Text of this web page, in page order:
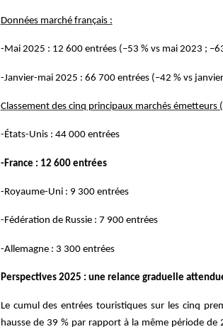
Données marché français :
-Mai 2025 : 12 600 entrées (–53 % vs mai 2023 ;
-Janvier-mai 2025 : 66 700 entrées (–42 % vs
Classement des cinq principaux marchés émetteurs
-États-Unis : 44 000 entrées
-France : 12 600 entrées
-Royaume-Uni : 9 300 entrées
-Fédération de Russie : 7 900 entrées
-Allemagne : 3 300 entrées
Perspectives 2025 : une relance graduelle
Le cumul des entrées touristiques sur les cinq
hausse de 39 % par rapport à la même période